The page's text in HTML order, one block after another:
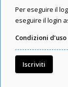
Per eseguire il
eseguire il login
Condizioni d’uso
Iscriviti